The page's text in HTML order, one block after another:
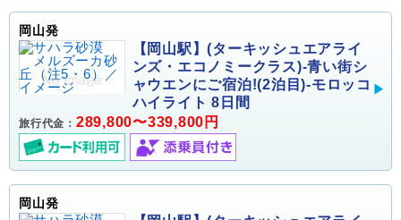
岡山発
【岡山駅】(ターキッシュエアライ
ンズ・エコノミークラス)-青い街シ
ャウエンにご宿泊!(2泊目)-モロッコ
ハイライト 8日間
旅行代金： 289,800〜339,800円
岡山発